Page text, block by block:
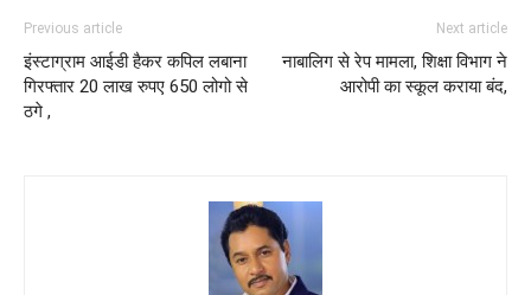
Previous article
इंस्टाग्राम आईडी हैकर कपिल लबाना
गिरफ्तार 20 लाख रुपए 650 लोगो से
ठगे ,
Next article
नाबालिग से रेप मामला, शिक्षा विभाग ने
आरोपी का स्कूल कराया बंद,